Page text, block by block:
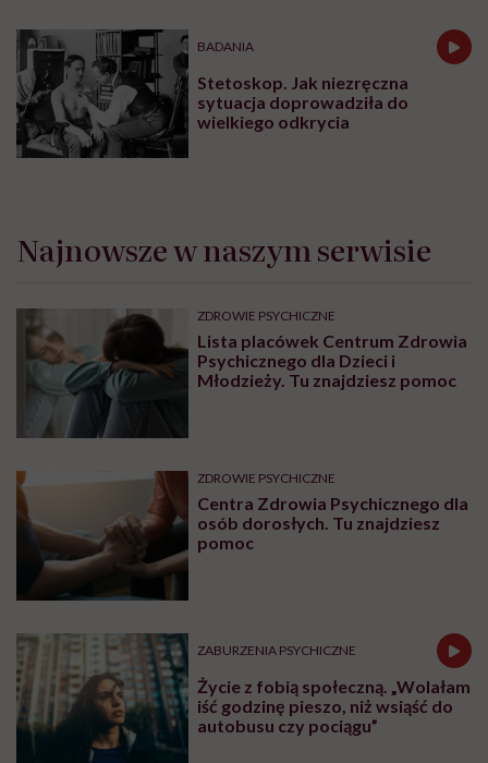
BADANIA
Stetoskop. Jak niezręczna
sytuacja doprowadziła do
wielkiego odkrycia
Najnowsze w naszym serwisie
ZDROWIE PSYCHICZNE
Lista placówek Centrum Zdrowia
Psychicznego dla Dzieci i
Młodzieży. Tu znajdziesz pomoc
ZDROWIE PSYCHICZNE
Centra Zdrowia Psychicznego dla
osób dorosłych. Tu znajdziesz
pomoc
ZABURZENIA PSYCHICZNE
Życie z fobią społeczną. „Wolałam
iść godzinę pieszo, niż wsiąść do
autobusu czy pociągu”